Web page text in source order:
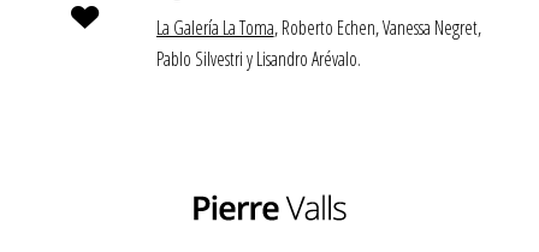
La Galería La Toma, Roberto Echen, Vanessa Negret,
Pablo Silvestri y Lisandro Arévalo.